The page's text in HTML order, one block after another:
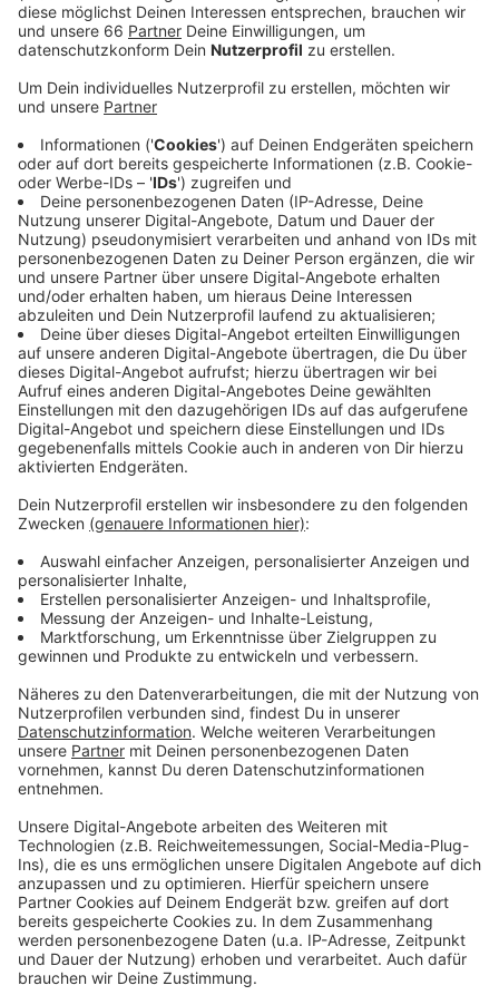
Wenn möglich sollte man seinen neu erworbenen
Aufstell-Pool nicht unter einen Baum stellen. Klar, der
großes Problem. Durch die fehlende Sonne, wird das
Wasser auch nicht richtig warm. Zweites Problem:
Auch im Sommer fallen schon mal Blätter runter, die
den Pool verunreinigen.
Anzeige
Pumpe im Set meistens zu schwach
Anzeige
Eigentlich ist das ja ein gutes Angebot: Das Komplett-
Set. Zum Pool gibt es dann noch eine Leiter und oft
noch ein kleiner Kartuschenfilter dabei. Das Problem:
unterpowert. Hier lohnt es sich oft nochmal in eine
Anzeige
Anzeige
Nichts ist schlimmer, wenn man in den Pool hüpfen will
grüner Algenteppich. Mindestens einmal in der Woche
sollte der pH-Wert geprüft. Außerdem sollte man
auch mit Pflegemitteln wir Chlor oder Sauerstoff
arbeiten. Zusätzlich sollten Pflanzenreste, etwa mit
einem Kescher entfernt werden.
Anzeige